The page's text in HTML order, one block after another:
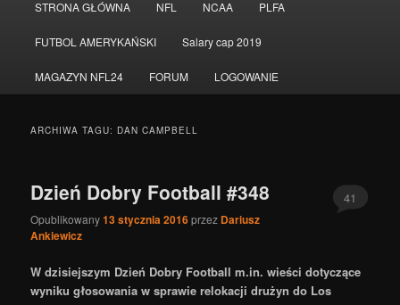
główne
Przeskocz
do
tekstu
Przeskocz
do
widgetów
STRONA GŁÓWNA NFL NCAA PLFA
FUTBOL AMERYKAŃSKI Salary cap 2019
MAGAZYN NFL24 FORUM LOGOWANIE
ARCHIWA TAGU: DAN CAMPBELL
Dzień Dobry Football #348
Opublikowany13 stycznia 2016przez Dariusz
Ankiewicz
41
W dzisiejszym Dzień Dobry Football m.in. wieści dotyczące
wyniku głosowania w sprawie relokacji drużyn do Los